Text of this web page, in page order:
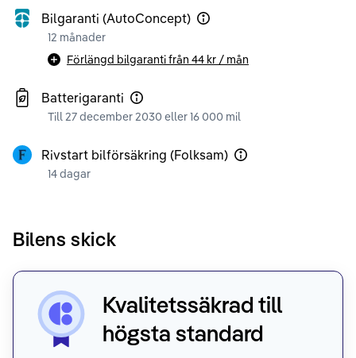
Bilgaranti (AutoConcept)
12 månader
Förlängd bilgaranti från 44 kr / mån
Batterigaranti
Till 27 december 2030 eller 16 000 mil
Rivstart bilförsäkring (Folksam)
14 dagar
Bilens skick
Kvalitetssäkrad till
högsta standard